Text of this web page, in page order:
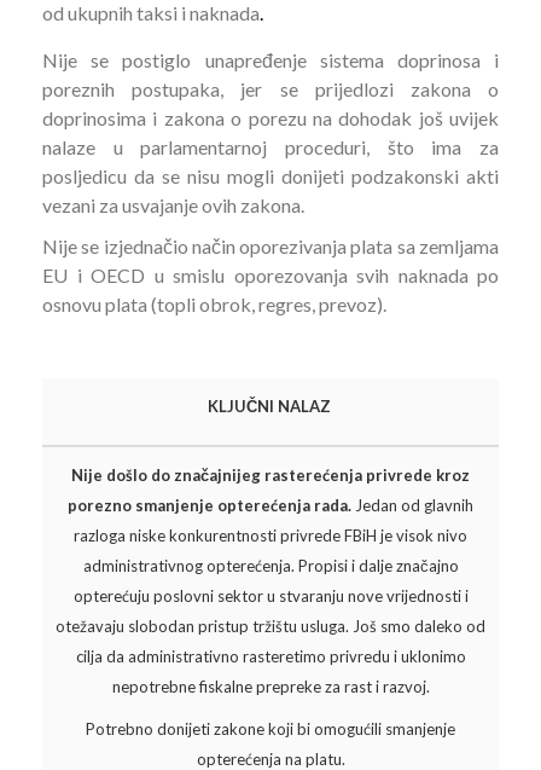
od ukupnih taksi i naknada.
Nije se postiglo unapređenje sistema doprinosa i
poreznih postupaka, jer se prijedlozi zakona o
doprinosima i zakona o porezu na dohodak još uvijek
nalaze u parlamentarnoj proceduri, što ima za
posljedicu da se nisu mogli donijeti podzakonski akti
vezani za usvajanje ovih zakona.
Nije se izjednačio način oporezivanja plata sa zemljama
EU i OECD u smislu oporezovanja svih naknada po
osnovu plata (topli obrok, regres, prevoz).
KLJUČNI NALAZ
Nije došlo do značajnijeg rasterećenja privrede kroz
porezno smanjenje opterećenja rada. Jedan od glavnih
razloga niske konkurentnosti privrede FBiH je visok nivo
administrativnog opterećenja. Propisi i dalje značajno
opterećuju poslovni sektor u stvaranju nove vrijednosti i
otežavaju slobodan pristup tržištu usluga. Još smo daleko od
cilja da administrativno rasteretimo privredu i uklonimo
nepotrebne fiskalne prepreke za rast i razvoj.
Potrebno donijeti zakone koji bi omogućili smanjenje
opterećenja na platu.